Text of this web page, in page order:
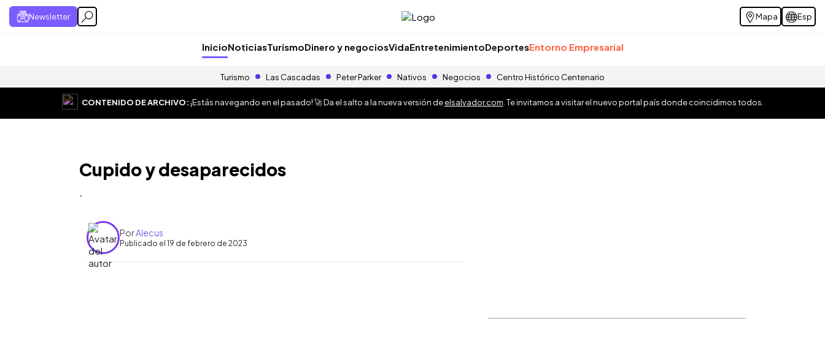
Newsletter Mapa Esp
InicioNoticiasTurismoDinero y negociosVidaEntretenimientoDeportesEntorno Empresarial
Turismo Las Cascadas Peter Parker Nativos Negocios Centro Histórico Centenario
CONTENIDO DE ARCHIVO:¡Estás navegando en el pasado! 🚀 Da el salto a la nueva versión deelsalvador.com . Te invitamos a visitar el nuevo portal país donde coincidimos todos.
Cupido y desaparecidos
.
PorAlecus
Publicado el 19 de febrero de 2023